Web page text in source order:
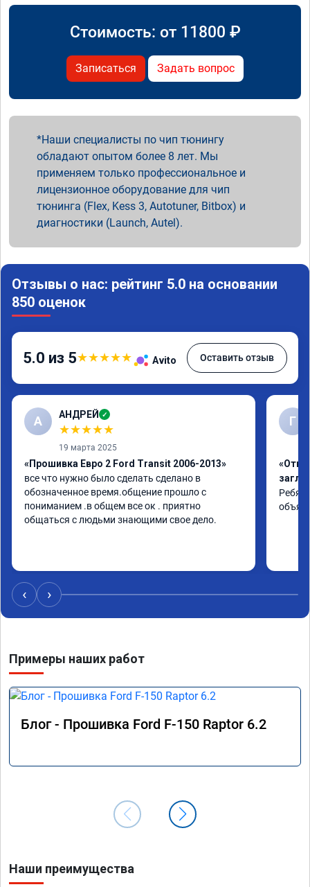
Стоимость: от 11800 ₽
Записаться Задать вопрос
Наши специалисты по чип тюнингу
обладают опытом более 8 лет. Мы
применяем только профессиональное и
лицензионное оборудование для чип
тюнинга (Flex, Kess 3, Autotuner, Bitbox) и
диагностики (Launch, Autel).
Отзывы о нас: рейтинг 5.0 на основании
850 оценок
5.0 из 5★★★★★ Avito Оставить отзыв
А АНДРЕЙ ✓
★★★★★
19 марта 2025
«Прошивка Евро 2 Ford Transit 2006-2013»
все что нужно было сделать сделано в
обозначенное время.общение прошло с
пониманием .в общем все ок . приятно
общаться с людьми знающими свое дело.
Г
‹ ›
Примеры наших работ
Блог - Прошивка Ford F-150 Raptor 6.2
Наши преимущества